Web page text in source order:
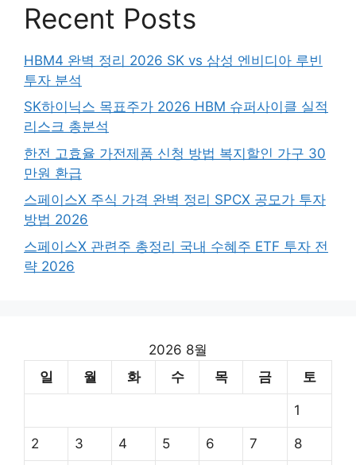
Recent Posts
HBM4 완벽 정리 2026 SK vs 삼성 엔비디아 루빈
투자 분석
SK하이닉스 목표주가 2026 HBM 슈퍼사이클 실적
리스크 총분석
한전 고효율 가전제품 신청 방법 복지할인 가구 30
만원 환급
스페이스X 주식 가격 완벽 정리 SPCX 공모가 투자
방법 2026
스페이스X 관련주 총정리 국내 수혜주 ETF 투자 전
략 2026
2026 8월
일
월 화 수 목 금 토
1
2 3 4 5 6 7 8